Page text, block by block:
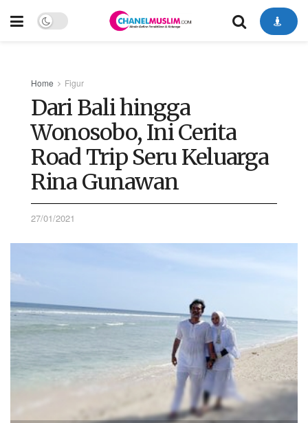
Home Figur
Dari Bali hingga
Wonosobo, Ini Cerita
Road Trip Seru Keluarga
Rina Gunawan
27/01/2021